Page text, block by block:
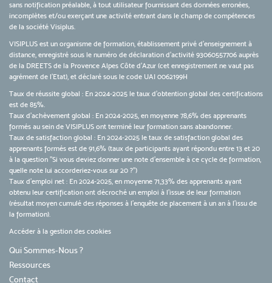
sans notification préalable, à tout utilisateur fournissant des données erronées,
incomplètes et/ou exerçant une activité entrant dans le champ de compétences
de la société Visiplus.
VISIPLUS est un organisme de formation, établissement privé d’enseignement à
distance, enregistré sous le numéro de déclaration d’activité 93060557706 auprès
de la DREETS de la Provence Alpes Côte d’Azur (cet enregistrement ne vaut pas
agrément de l’Etat), et déclaré sous le code UAI 0062199H
Taux de réussite global : En 2024-2025 le taux d'obtention global des certifications
est de 85%.
Taux d’achèvement global : En 2024-2025, en moyenne 78,6% des apprenants
formés au sein de VISIPLUS ont terminé leur formation sans abandonner.
Taux de satisfaction global : En 2024-2025 le taux de satisfaction global des
apprenants formés est de 91,6% (taux de participants ayant répondu entre 13 et 20
à la question "Si vous deviez donner une note d’ensemble à ce cycle de formation,
quelle note lui accorderiez-vous sur 20 ?")
Taux d’emploi net : En 2024-2025, en moyenne 71,33% des apprenants ayant
obtenu leur certification ont décroché un emploi à l'issue de leur formation
(résultat moyen cumulé des réponses à l'enquête de placement à un an à l'issu de
la formation).
Accéder à la gestion des cookies
Qui Sommes-Nous ?
Ressources
Contact